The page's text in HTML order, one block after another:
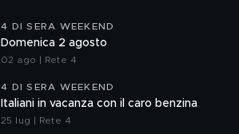
4 DI SERA WEEKEND
Domenica 2 agosto
02 ago | Rete 4
4 DI SERA WEEKEND
Italiani in vacanza con il caro benzina
25 lug | Rete 4